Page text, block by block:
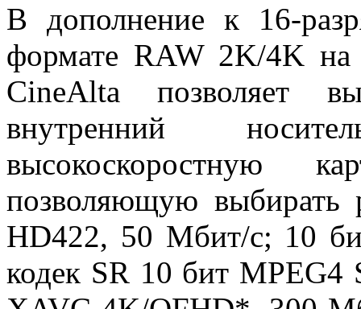
В дополнение к 16-
формате RAW 2K/4K на
CineAlta позволяет
внутренний
высокоскоростную
позволяющую
HD422, 50 Мбит/с; 10
кодек SR 10 бит